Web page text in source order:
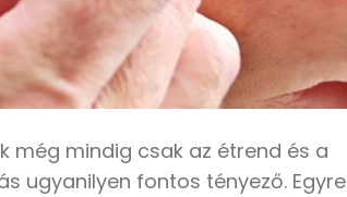
még mindig csak az étrend és a
ugyanilyen fontos tényező. Egyre